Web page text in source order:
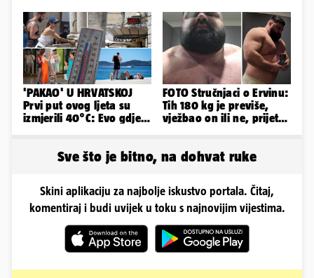
'PAKAO' U HRVATSKOJ
Prvi put ovog ljeta su
izmjerili 40°C: Evo gdje
FOTO Stručnjaci o Ervinu:
Tih 180 kg je previše,
vježbao on ili ne, prijete
Sve što je bitno, na dohvat ruke
Skini aplikaciju za najbolje iskustvo portala. Čitaj,
komentiraj i budi uvijek u toku s najnovijim vijestima.